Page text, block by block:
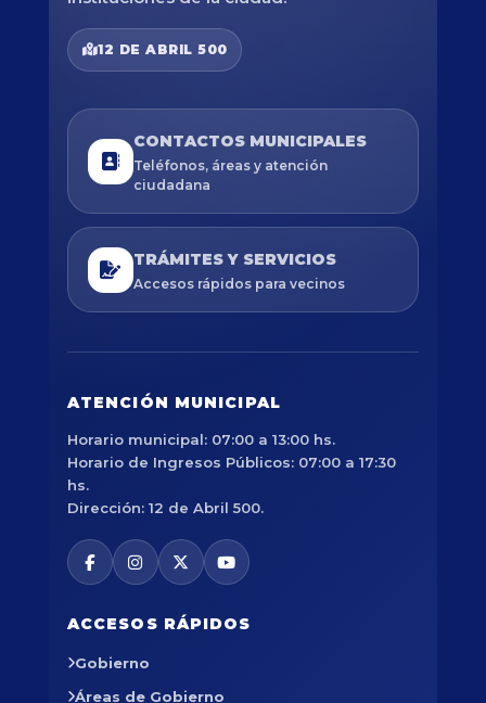
12 DE ABRIL 500
CONTACTOS MUNICIPALES
Teléfonos, áreas y atención
ciudadana
TRÁMITES Y SERVICIOS
Accesos rápidos para vecinos
ATENCIÓN MUNICIPAL
Horario municipal: 07:00 a 13:00 hs.
Horario de Ingresos Públicos: 07:00 a 17:30
hs.
Dirección: 12 de Abril 500.
ACCESOS RÁPIDOS
Gobierno
Áreas de Gobierno